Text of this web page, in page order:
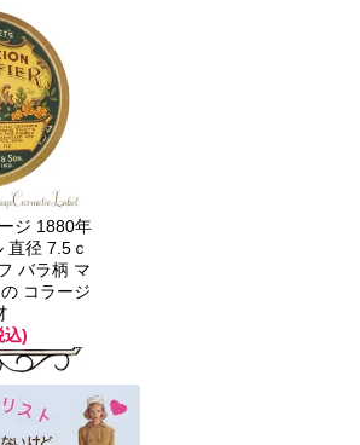
ジ 1880年
直径 7.5ｃ
バラ柄 マ
コラージ
込)